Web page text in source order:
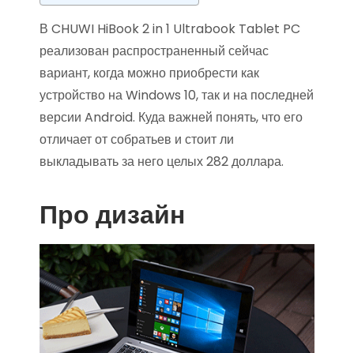
В CHUWI HiBook 2 in 1 Ultrabook Tablet PC
реализован распространенный сейчас
вариант, когда можно приобрести как
устройство на Windows 10, так и на последней
версии Android. Куда важней понять, что его
отличает от собратьев и стоит ли
выкладывать за него целых 282 доллара.
Про дизайн